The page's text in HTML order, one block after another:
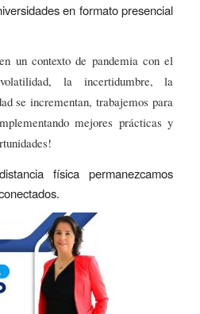
en formato presencial
un contexto de pandemia con el
la incertidumbre, la
se incrementan, trabajemos para
mejores prácticas y
física permanezcamos